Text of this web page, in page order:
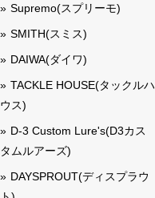
Supremo(スプリーモ)
SMITH(スミス)
DAIWA(ダイワ)
TACKLE HOUSE(タックルハ
ウス)
D-3 Custom Lure's(D3カス
タムルアーズ)
DAYSPROUT(ディスプラウ